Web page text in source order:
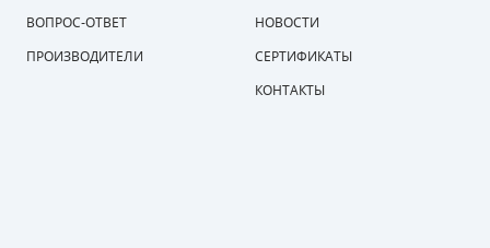
ВОПРОС-ОТВЕТ
ПРОИЗВОДИТЕЛИ
НОВОСТИ
СЕРТИФИКАТЫ
КОНТАКТЫ